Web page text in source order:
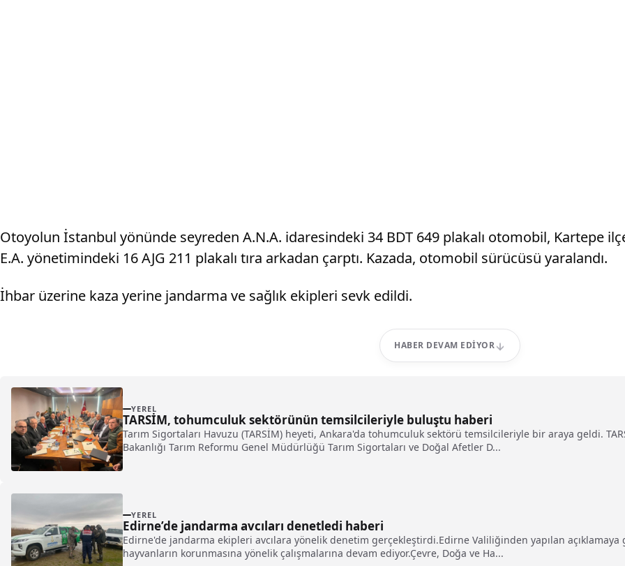
Otoyolun İstanbul yönünde seyreden A.N.A. idaresindeki 34 BDT 649 plakalı otomobil, Kartepe
E.A. yönetimindeki 16 AJG 211 plakalı tıra arkadan çarptı. Kazada, otomobil sürücüsü yaralandı.
İhbar üzerine kaza yerine jandarma ve sağlık ekipleri sevk edildi.
HABER DEVAM EDIYOR
YEREL
TARSİM, tohumculuk sektörünün temsilcileriyle buluştu haberi
Tarım Sigortaları Havuzu (TARSİM) heyeti, Ankara'da tohumculuk sektörü temsilcileriyle bir araya geldi.
Bakanlığı Tarım Reformu Genel Müdürlüğü Tarım Sigortaları ve Doğal Afetler D...
YEREL
Edirne’de jandarma avcıları denetledi haberi
Edirne'de jandarma ekipleri avcılara yönelik denetim gerçekleştirdi.Edirne Valiliğinden yapılan
hayvanların korunmasına yönelik çalışmalarına devam ediyor.Çevre, Doğa ve Ha...